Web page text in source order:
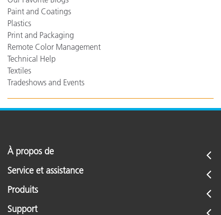
Paint and Coatings
Plastics
Print and Packaging
Remote Color Management
Technical Help
Textiles
Tradeshows and Events
À propos de
Service et assistance
Produits
Support